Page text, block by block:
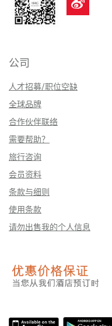
公司
人才招募/职位空缺
全球品牌
合作伙伴联络
需要帮助？
旅行咨询
会员资料
条款与细则
使用条款
请勿出售我的个人信息